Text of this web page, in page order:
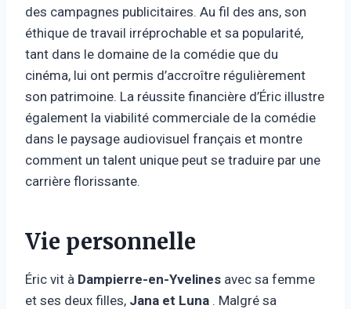
des campagnes publicitaires. Au fil des ans, son
éthique de travail irréprochable et sa popularité,
tant dans le domaine de la comédie que du
cinéma, lui ont permis d’accroître régulièrement
son patrimoine. La réussite financière d’Éric illustre
également la viabilité commerciale de la comédie
dans le paysage audiovisuel français et montre
comment un talent unique peut se traduire par une
carrière florissante.
Vie personnelle
Éric vit à Dampierre-en-Yvelines avec sa femme
et ses deux filles, Jana et Luna . Malgré sa